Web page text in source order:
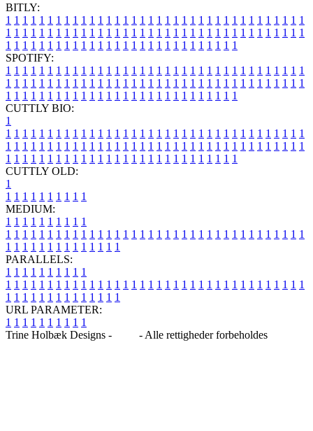
BITLY:
1 1 1 1 1 1 1 1 1 1 1 1 1 1 1 1 1 1 1 1 1 1 1 1 1 1 1 1 1 1 1 1 1 1 1 1
1 1 1 1 1 1 1 1 1 1 1 1 1 1 1 1 1 1 1 1 1 1 1 1 1 1 1 1 1 1 1 1 1 1 1 1
1 1 1 1 1 1 1 1 1 1 1 1 1 1 1 1 1 1 1 1 1 1 1 1 1 1 1 1
SPOTIFY:
1 1 1 1 1 1 1 1 1 1 1 1 1 1 1 1 1 1 1 1 1 1 1 1 1 1 1 1 1 1 1 1 1 1 1 1
1 1 1 1 1 1 1 1 1 1 1 1 1 1 1 1 1 1 1 1 1 1 1 1 1 1 1 1 1 1 1 1 1 1 1 1
1 1 1 1 1 1 1 1 1 1 1 1 1 1 1 1 1 1 1 1 1 1 1 1 1 1 1 1
CUTTLY BIO:
1
1 1 1 1 1 1 1 1 1 1 1 1 1 1 1 1 1 1 1 1 1 1 1 1 1 1 1 1 1 1 1 1 1 1 1 1
1 1 1 1 1 1 1 1 1 1 1 1 1 1 1 1 1 1 1 1 1 1 1 1 1 1 1 1 1 1 1 1 1 1 1 1
1 1 1 1 1 1 1 1 1 1 1 1 1 1 1 1 1 1 1 1 1 1 1 1 1 1 1 1
CUTTLY OLD:
1
1 1 1 1 1 1 1 1 1 1
MEDIUM:
1 1 1 1 1 1 1 1 1 1
1 1 1 1 1 1 1 1 1 1 1 1 1 1 1 1 1 1 1 1 1 1 1 1 1 1 1 1 1 1 1 1 1 1 1 1
1 1 1 1 1 1 1 1 1 1 1 1 1 1
PARALLELS:
1 1 1 1 1 1 1 1 1 1
1 1 1 1 1 1 1 1 1 1 1 1 1 1 1 1 1 1 1 1 1 1 1 1 1 1 1 1 1 1 1 1 1 1 1 1
1 1 1 1 1 1 1 1 1 1 1 1 1 1
URL PARAMETER:
1 1 1 1 1 1 1 1 1 1
Trine Holbæk Designs -
- Alle rettigheder forbeholdes